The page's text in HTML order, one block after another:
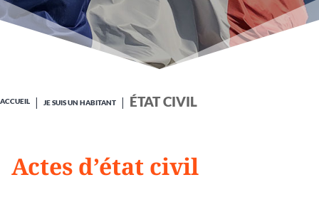
ACCUEIL JE SUIS UN HABITANT ÉTAT CIVIL
Actes d’état civil